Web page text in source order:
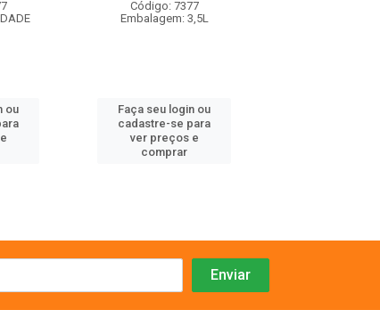
ou
Código: 7377
Embalagem: 3,5L
Faça seu login ou
cadastre-se para
ver preços e
comprar